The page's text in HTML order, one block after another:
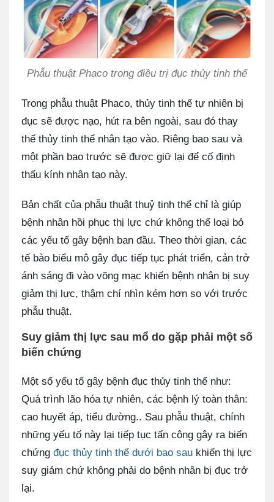
Phẫu thuật Phaco trong điều trị đục thủy tinh thể
Trong phẫu thuật Phaco, thủy tinh thể tự nhiên bị
đục sẽ được nạo, hút ra bên ngoài, sau đó thay
thế thủy tinh thể nhân tạo vào. Riêng bao sau và
một phần bao trước sẽ được giữ lại để cố định
thấu kính nhân tạo này.
Bản chất của phẫu thuật thuỷ tinh thể chỉ là giúp
bệnh nhân hồi phục thị lực chứ không thể loại bỏ
các yếu tố gây bệnh ban đầu. Theo thời gian, các
tế bào biểu mô gây đục tiếp tục phát triển, cản trở
ánh sáng đi vào võng mạc khiến bệnh nhân bị suy
giảm thị lực, thậm chí nhìn kém hơn so với trước
phẫu thuật.
Suy giảm thị lực sau mổ do gặp phải một số
biến chứng
Một số yếu tố gây bệnh đục thủy tinh thể như:
Quá trình lão hóa tự nhiên, các bệnh lý toàn thân:
cao huyết áp, tiểu đường.. Sau phẫu thuật, chính
những yếu tố này lại tiếp tục tấn công gây ra biến
chứng đục thủy tinh thể dưới bao sau khiến thị lực
suy giảm chứ không phải do bệnh nhân bị đục trở
lại.